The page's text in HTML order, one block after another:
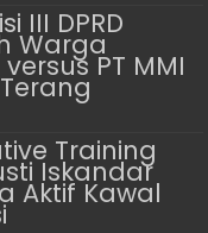
III DPRD
Warga
PT MMI
Training
Iskandar
Aktif Kawal